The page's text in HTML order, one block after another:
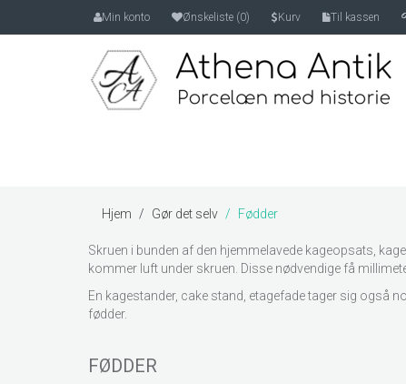
Min konto Ønskeliste (0) Kurv Til kassen
Hjem Gør det selv Fødder
Skruen i bunden af den hjemmelavede kageopsats,
kommer luft under skruen. Disse nødvendige få
En kagestander, cake stand, etagefade tager sig også
fødder.
FØDDER